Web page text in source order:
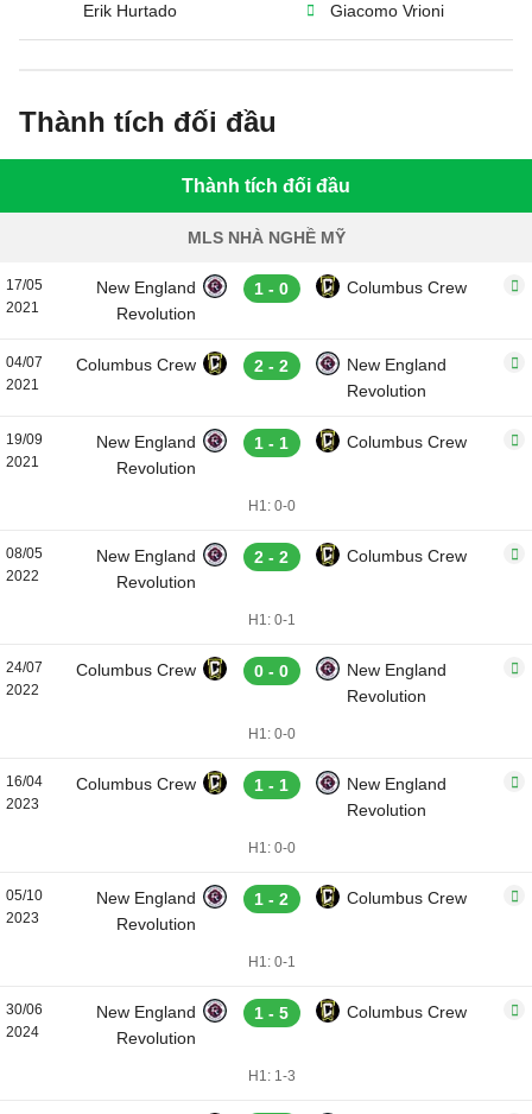
Erik Hurtado Giacomo Vrioni
Thành tích đối đầu
Thành tích đối đầu
MLS NHÀ NGHỀ MỸ
17/05
2021
New England
Revolution
1 - 0 Columbus Crew
04/07
2021
Columbus Crew 2 - 2
New England
Revolution
19/09
2021
New England
Revolution
1 - 1 Columbus Crew
H1: 0-0
08/05
2022
New England
Revolution
2 - 2 Columbus Crew
H1: 0-1
24/07
2022
Columbus Crew 0 - 0
New England
Revolution
H1: 0-0
16/04
2023
Columbus Crew 1 - 1
New England
Revolution
H1: 0-0
05/10
2023
New England
Revolution
1 - 2 Columbus Crew
H1: 0-1
30/06
2024
New England
Revolution
1 - 5 Columbus Crew
H1: 1-3